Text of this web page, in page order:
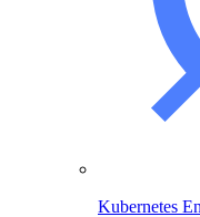
Kubernetes